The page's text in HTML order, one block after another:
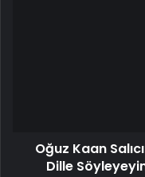
Oğuz Kaan
Dille